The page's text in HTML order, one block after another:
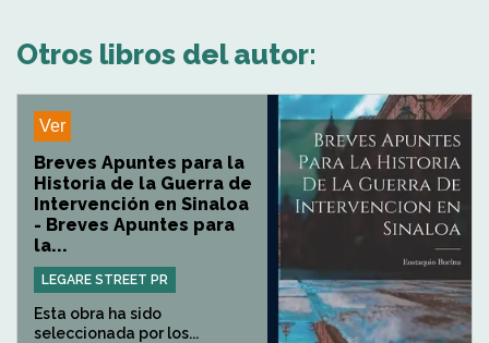
Otros libros del autor:
Ver
Breves Apuntes para la
Historia de la Guerra de
Intervención en Sinaloa
- Breves Apuntes para
la...
LEGARE STREET PR
Esta obra ha sido
seleccionada por los...